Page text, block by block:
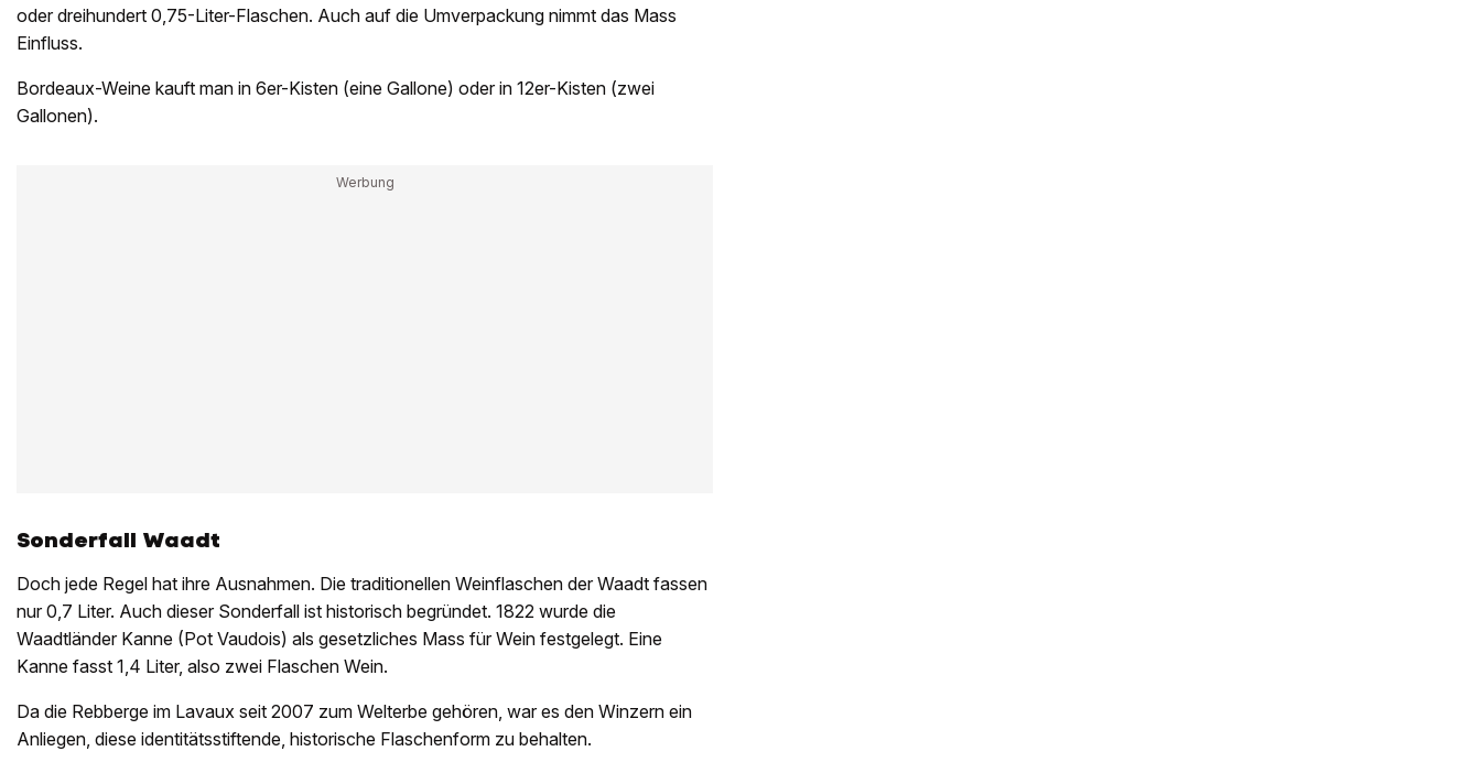
oder dreihundert 0,75-Liter-Flaschen. Auch auf die Umverpackung nimmt das Mass
Einfluss.
Bordeaux-Weine kauft man in 6er-Kisten (eine Gallone) oder in 12er-Kisten (zwei
Gallonen).
Sonderfall Waadt
Doch jede Regel hat ihre Ausnahmen. Die traditionellen Weinflaschen der Waadt fassen
nur 0,7 Liter. Auch dieser Sonderfall ist historisch begründet. 1822 wurde die
Waadtländer Kanne (Pot Vaudois) als gesetzliches Mass für Wein festgelegt. Eine
Kanne fasst 1,4 Liter, also zwei Flaschen Wein.
Da die Rebberge im Lavaux seit 2007 zum Welterbe gehören, war es den Winzern ein
Anliegen, diese identitätsstiftende, historische Flaschenform zu behalten.